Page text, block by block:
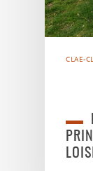
CLAE-